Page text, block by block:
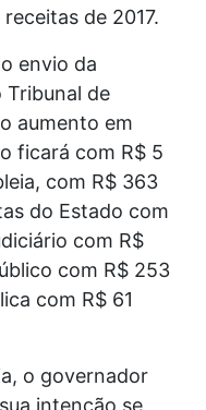
de 2017.
envio da
Tribunal de
aumento em
ficará com R$ 5
com R$ 363
do Estado com
com R$
com R$ 253
com R$ 61
o governador
intenção se